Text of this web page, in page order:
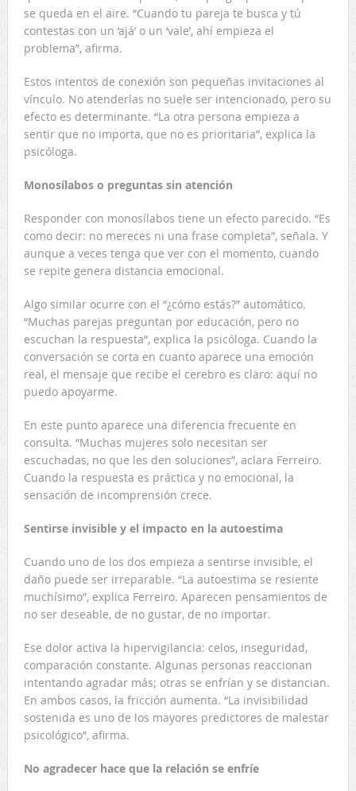
se queda en el aire. “Cuando tu pareja te busca y tú
contestas con un ‘ajá’ o un ‘vale’, ahí empieza el
problema”, afirma.
Estos intentos de conexión son pequeñas invitaciones al
vínculo. No atenderlas no suele ser intencionado, pero su
efecto es determinante. “La otra persona empieza a
sentir que no importa, que no es prioritaria”, explica la
psicóloga.
Monosílabos o preguntas sin atención
Responder con monosílabos tiene un efecto parecido. “Es
como decir: no mereces ni una frase completa”, señala. Y
aunque a veces tenga que ver con el momento, cuando
se repite genera distancia emocional.
Algo similar ocurre con el “¿cómo estás?” automático.
“Muchas parejas preguntan por educación, pero no
escuchan la respuesta”, explica la psicóloga. Cuando la
conversación se corta en cuanto aparece una emoción
real, el mensaje que recibe el cerebro es claro: aquí no
puedo apoyarme.
En este punto aparece una diferencia frecuente en
consulta. “Muchas mujeres solo necesitan ser
escuchadas, no que les den soluciones”, aclara Ferreiro.
Cuando la respuesta es práctica y no emocional, la
sensación de incomprensión crece.
Sentirse invisible y el impacto en la autoestima
Cuando uno de los dos empieza a sentirse invisible, el
daño puede ser irreparable. “La autoestima se resiente
muchísimo”, explica Ferreiro. Aparecen pensamientos de
no ser deseable, de no gustar, de no importar.
Ese dolor activa la hipervigilancia: celos, inseguridad,
comparación constante. Algunas personas reaccionan
intentando agradar más; otras se enfrían y se distancian.
En ambos casos, la fricción aumenta. “La invisibilidad
sostenida es uno de los mayores predictores de malestar
psicológico”, afirma.
No agradecer hace que la relación se enfríe